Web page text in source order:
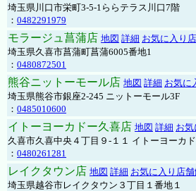
埼玉県川口市栄町3-5-1ららテラス川口7階
： 0482291979
モラージュ菖蒲店 地図 詳細 お気に入り
埼玉県久喜市菖蒲町菖蒲6005番地1
： 0480872501
熊谷ニットーモール店 地図 詳細 お気に
埼玉県熊谷市銀座2-245 ニットーモール3F
： 0485010600
イトーヨーカドー久喜店 地図 詳細 お
久喜市久喜中央４丁目９-１１ イトーヨーカ
： 0480261281
レイクタウン店 地図 詳細 お気に入り店
埼玉県越谷市レイクタウン３丁目１番地１